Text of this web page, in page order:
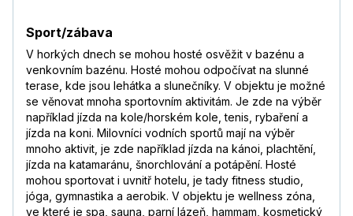
Sport/zábava
V horkých dnech se mohou hosté osvěžit v bazénu a
venkovním bazénu. Hosté mohou odpočívat na slunné
terase, kde jsou lehátka a slunečníky. V objektu je možné
se věnovat mnoha sportovním aktivitám. Je zde na výběr
například jízda na kole/horském kole, tenis, rybaření a
jízda na koni. Milovníci vodních sportů mají na výběr
mnoho aktivit, je zde například jízda na kánoi, plachtění,
jízda na katamaránu, šnorchlování a potápění. Hosté
mohou sportovat i uvnitř hotelu, je tady fitness studio,
jóga, gymnastika a aerobik. V objektu je wellness zóna,
ve které je spa, sauna, parní lázeň, hammam, kosmetický